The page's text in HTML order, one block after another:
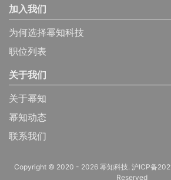
加入我们
为何选择幂知科技
职位列表
关于我们
关于幂知
幂知动态
联系我们
Copyright © 2020 - 2026 幂知科技. 沪ICP备
Reserved